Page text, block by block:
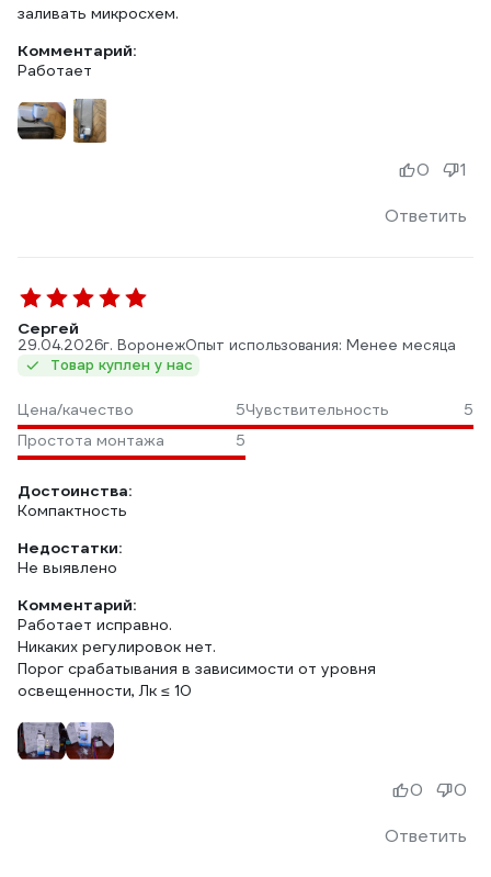
заливать микросхем.
Комментарий:
Работает
Ответить
0 1
Сергей
29.04.2026г. ВоронежОпыт использования: Менее месяца
Товар куплен у нас
Цена/качество 5Чувствительность
5
Простота монтажа
5
Достоинства:
Компактность
Недостатки:
Не выявлено
Комментарий:
Работает исправно.
Никаких регулировок нет.
Порог срабатывания в зависимости от уровня
освещенности, Лк ≤ 10
Ответить
0 0